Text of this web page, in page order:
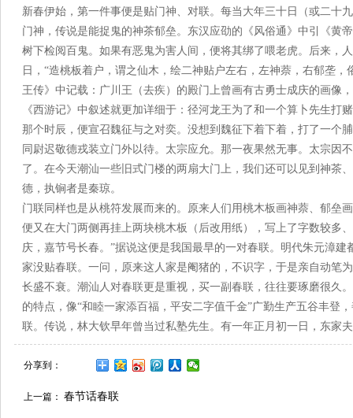
新春伊始，第一件事便是贴门神、对联。每当大年三十日（或二十
门神，传说是能捉鬼的神茶郁垒。东汉应劭的《风俗通》中引《黄
树下检阅百鬼。如果有恶鬼为害人间，便将其绑了喂老虎。后来，
日，“造桃板着户，谓之仙木，绘二神贴户左右，左神萘，右郁垄
王传》中记载：广川王（去疾）的殿门上曾画有古勇士成庆的画像
《西游记》中叙述就更加详细于：径河龙王为了和一个算卜先生
那个时辰，便宣召魏征与之对奕。没想到魏征下着下着，打了一个
同尉迟敬德戎装立门外以待。太宗应允。那一夜果然无事。太宗
了。在今天潮汕一些旧式门楼的两扇大门上，我们还可以见到神茶
德，执锏者是秦琼。
门联同样也是从桃符发展而来的。原来人们用桃木板画神萘、郁垒
便又在大门两侧再挂上两块桃木板（后改用纸），写上了字数较多
庆，嘉节号长春。”据说这便是我国最早的一对春联。明代朱元漳
家没贴春联。一问，原来这人家是阉猪的，不识字，于是亲自动笔
长盛不衰。潮汕人对春联更是重视，买一副春联，往往要琢磨很久
的特点，像“和睦一家添百福，平安二字值千金”广勤生产五谷丰登
联。传说，林大钦早年曾当过私塾先生。有一年正月初一日，东家
分享到：
上一篇： 春节话春联